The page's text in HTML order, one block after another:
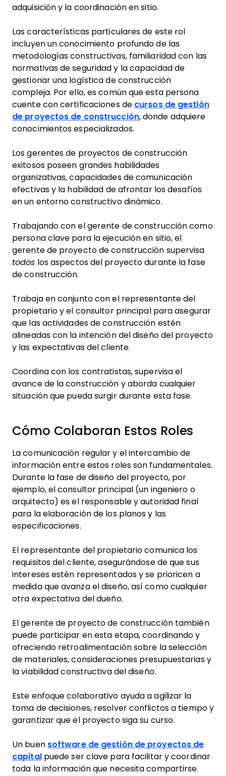
adquisición y la coordinación en sitio.
Las características particulares de este rol
incluyen un conocimiento profundo de las
metodologías constructivas, familiaridad con las
normativas de seguridad y la capacidad de
gestionar una logística de construcción
compleja. Por ello, es común que esta persona
cuente con certificaciones de cursos de gestión
de proyectos de construcción, donde adquiere
conocimientos especializados.
Los gerentes de proyectos de construcción
exitosos poseen grandes habilidades
organizativas, capacidades de comunicación
efectivas y la habilidad de afrontar los desafíos
en un entorno constructivo dinámico.
Trabajando con el gerente de construcción como
persona clave para la ejecución en sitio, el
gerente de proyecto de construcción supervisa
todos los aspectos del proyecto durante la fase
de construcción.
Trabaja en conjunto con el representante del
propietario y el consultor principal para asegurar
que las actividades de construcción estén
alineadas con la intención del diseño del proyecto
y las expectativas del cliente.
Coordina con los contratistas, supervisa el
avance de la construcción y aborda cualquier
situación que pueda surgir durante esta fase.
Cómo Colaboran Estos Roles
La comunicación regular y el intercambio de
información entre estos roles son fundamentales.
Durante la fase de diseño del proyecto, por
ejemplo, el consultor principal (un ingeniero o
arquitecto) es el responsable y autoridad final
para la elaboración de los planos y las
especificaciones.
El representante del propietario comunica los
requisitos del cliente, asegurándose de que sus
intereses estén representados y se prioricen a
medida que avanza el diseño, así como cualquier
otra expectativa del dueño.
El gerente de proyecto de construcción también
puede participar en esta etapa, coordinando y
ofreciendo retroalimentación sobre la selección
de materiales, consideraciones presupuestarias y
la viabilidad constructiva del diseño.
Este enfoque colaborativo ayuda a agilizar la
toma de decisiones, resolver conflictos a tiempo y
garantizar que el proyecto siga su curso.
Un buen software de gestión de proyectos de
capital puede ser clave para facilitar y coordinar
toda la información que necesita compartirse.